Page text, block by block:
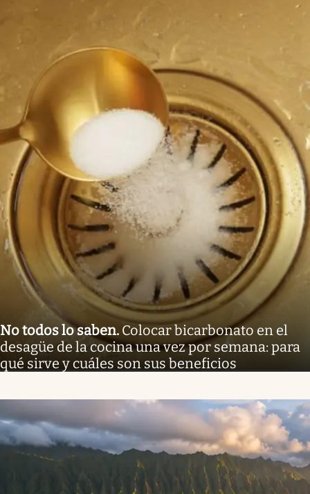
No todos lo saben. Colocar bicarbonato en el
desagüe de la cocina una vez por semana: para
qué sirve y cuáles son sus beneficios